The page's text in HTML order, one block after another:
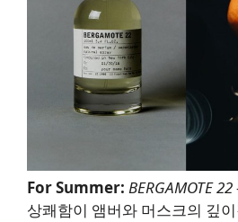
For Summer: BERGAMOTE 22
상쾌함이 앰버와 머스크의 깊